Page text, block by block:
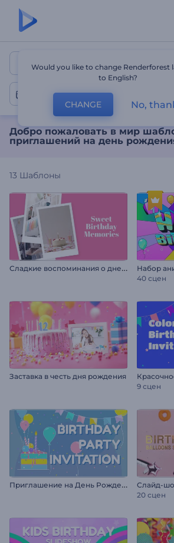
Добро
День Рождения
Добро пожаловать в мир
приглашений на день
13 Шаблоны
С
ладкие воспоминания о дне рождения
40 сцен
Заставка в честь дня рождения
9 сцен
П
риглашение на День Рождения
20 сцен
Would you like to change Renderforest
to English?
CHANGE No,